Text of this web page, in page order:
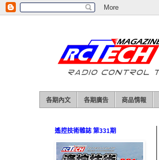
各期內文 各期廣告 商品情報
遙控技術雜誌 第331期